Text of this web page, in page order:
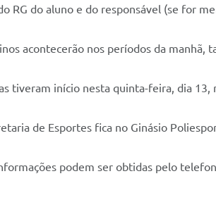
RG do aluno e do responsável (se for
acontecerão nos períodos da manhã,
tiveram início nesta quinta-feira, dia 13,
de Esportes fica no Ginásio
podem ser obtidas pelo